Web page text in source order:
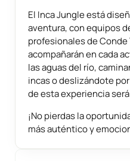
El Inca Jungle está
aventura, con equipos
profesionales de Conde
acompañarán en cada
las aguas del río,
incas o deslizándote
de esta experiencia
¡No pierdas la
más auténtico y